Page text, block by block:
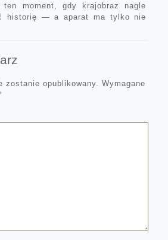
moment, gdy krajobraz nagle
historię — a aparat ma tylko nie
zostanie opublikowany. Wymagane